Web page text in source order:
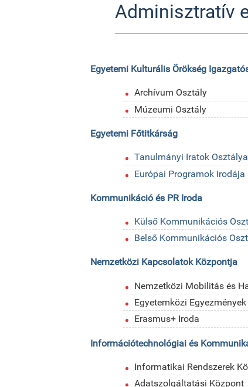
Adminisztratív
Egyetemi Kulturális Örökség
Archívum Osztály
Múzeumi Osztály
Egyetemi Főtitkárság
Tanulmányi Iratok Osztálya
Európai Programok Irodája
Kommunikáció és PR Iroda
Külső Kommunikációs
Belső Kommunikációs
Nemzetközi Kapcsolatok Központja
Nemzetközi Mobilitás és
Egyetemközi
Erasmus+ Iroda
Információtechnológiai és
Informatikai Rendszerek
Adatszolgáltatási Központ